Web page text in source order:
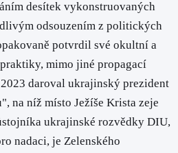
desítek vykonstruovaných
odsouzením z politických
potvrdil své okultní a
mimo jiné propagací
daroval ukrajinský prezident
na níž místo Ježíše Krista zeje
ukrajinské rozvědky DIU,
nadaci, je Zelenského